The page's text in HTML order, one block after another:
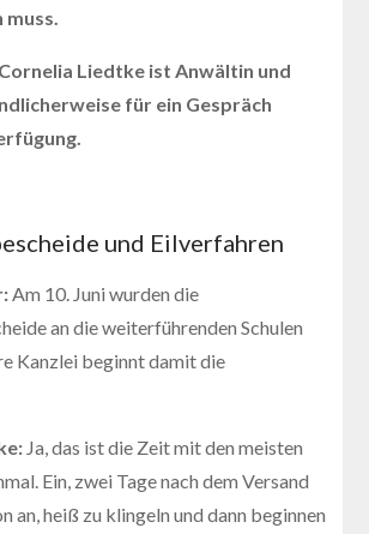
muss.
Liedtke ist Anwältin und
für ein Gespräch
und Eilverfahren
Am 10. Juni wurden die
an die weiterführenden Schulen
Kanzlei beginnt damit die
Ja, das ist die Zeit mit den meisten
Ein, zwei Tage nach dem Versand
an, heiß zu klingeln und dann beginnen